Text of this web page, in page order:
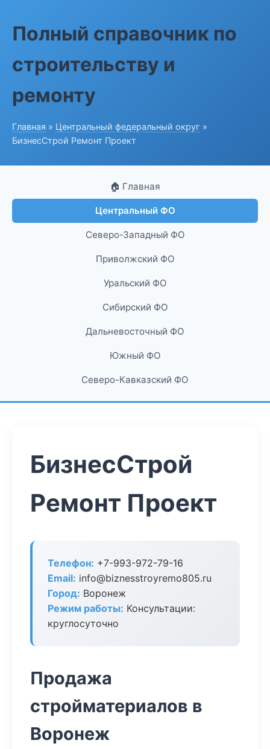
Полный справочник по
строительству и
ремонту
Главная » Центральный федеральный округ »
БизнесСтрой Ремонт Проект
🏠 Главная
Центральный ФО
Северо-Западный ФО
Приволжский ФО
Уральский ФО
Сибирский ФО
Дальневосточный ФО
Южный ФО
Северо-Кавказский ФО
БизнесСтрой
Ремонт Проект
Телефон: +7-993-972-79-16
Email: info@biznesstroyremo805.ru
Город: Воронеж
Режим работы: Консультации:
круглосуточно
Продажа
стройматериалов в
Воронеж